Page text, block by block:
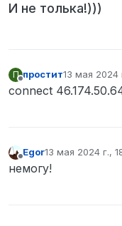
И не толька!)))
П
Не в сети
простит13 мая 2024
connect
Не в сети
Egor13 мая 2024 г.,
немогу!